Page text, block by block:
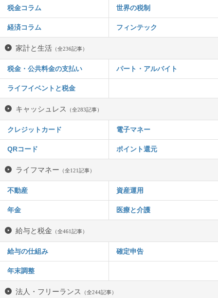
税金コラム 世界の税制
経済コラム フィンテック
家計と生活 （全236記事）
税金・公共料金の支払い パート・アルバイト
ライフイベントと税金
キャッシュレス （全283記事）
クレジットカード 電子マネー
QRコード ポイント還元
ライフマネー （全121記事）
不動産 資産運用
年金 医療と介護
給与と税金 （全461記事）
給与の仕組み 確定申告
年末調整
法人・フリーランス （全244記事）